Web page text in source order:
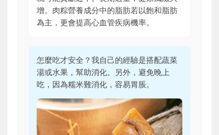
增。肉粽營養成分中的脂肪若以飽和脂肪
為主，更會提高心血管疾病機率。
怎麼吃才安全？我自己的經驗是搭配蔬菜
湯或水果，幫助消化。另外，避免晚上
吃，因為糯米難消化，容易胃脹。